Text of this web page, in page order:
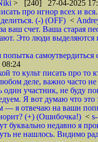
> [240] 27-04-2025
про игнор всех и
(-) (OFF) <
ваш счет. Ваша старая
Это люди выделяются
попытка
то культ писать про то
деле, важно часто не
один участник, не буду
Я вот думаю что
— я отвечаю на ваши
(+) (Ошибочка!) <
буквально недавно я
не нашлось. Видимо